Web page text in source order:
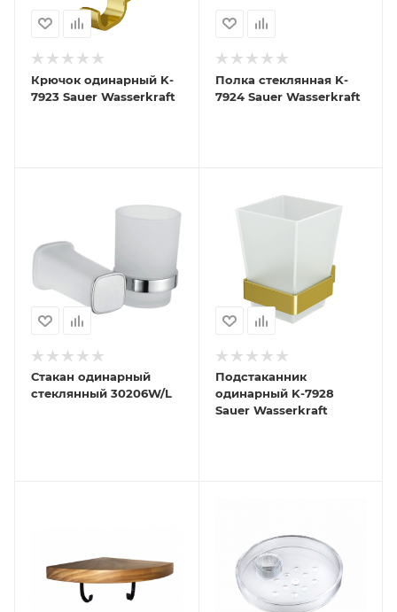
Крючок одинарный K-
7923 Sauer Wasserkraft
Полка стеклянная K-
7924 Sauer Wasserkraft
Стакан одинарный
стеклянный 30206W/L
Подстаканник
одинарный K-7928
Sauer Wasserkraft